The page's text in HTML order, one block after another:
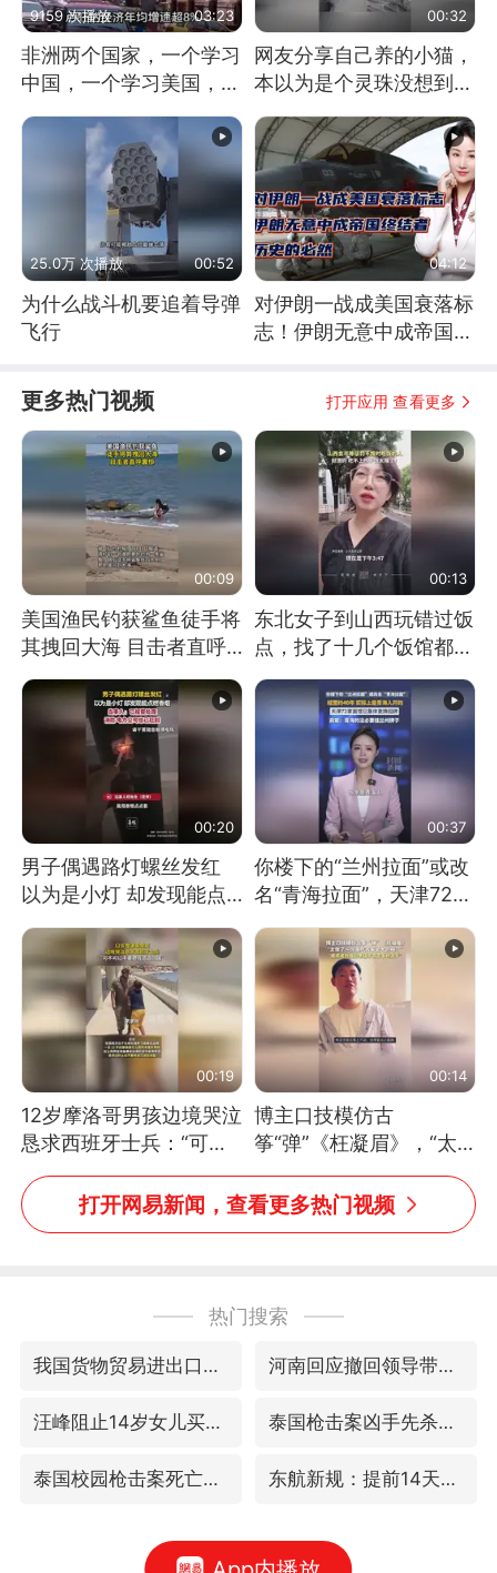
9159 次播放 03:23
非洲两个国家，一个学习
中国，一个学习美国，结
00:32
网友分享自己养的小猫，
本以为是个灵珠没想到是
25.0万 次播放 00:52
为什么战斗机要追着导弹
飞行
04:12
对伊朗一战成美国衰落标
志！伊朗无意中成帝国终
更多热门视频 打开应用 查看更多
00:09
美国渔民钓获鲨鱼徒手将
其拽回大海 目击者直呼
震惊 （视频来源：参考
消息）
00:13
东北女子到山西玩错过饭
点，找了十几个饭馆都没
开门：午休到几点
00:20
男子偶遇路灯螺丝发红
以为是小灯 却发现能点
燃香烟 当事人：已报警
处理
00:37
你楼下的“兰州拉面”或改
名“青海拉面”，天津72家
面馆已集体更换招牌
00:19
12岁摩洛哥男孩边境哭泣
恳求西班牙士兵：“可不
可以不要把我遣返回国”
00:14
博主口技模仿古
筝“弹”《枉凝眉》，“太
像了～你是吃古筝长大的
吗？”“或将成为首位考级
不带古筝的选手。”（来
打开网易新闻，查看更多热门视频
热门搜索
我国货物贸易进出口超30万亿元 河南回应撤回领导带薪错峰休假通知
汪峰阻止14岁女儿买大牌 泰国枪击案凶手先杀祖父母后行凶
泰国校园枪击案死亡人数升至7人 东航新规：提前14天可免费退改签